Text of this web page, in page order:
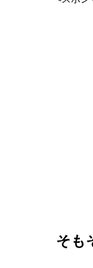
そも